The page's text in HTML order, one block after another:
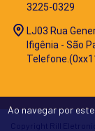
Ao navegar por
3225-0329
LJ03 Rua
Ifigênia - São
Copyright Rill